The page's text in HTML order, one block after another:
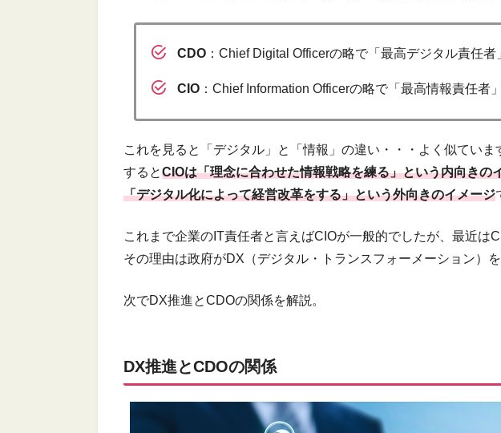
CDO ：Chief Digital Officerの略で「最高デジタル責任者
CIO ：Chief Information Officerの略で「最高情報責任者
これを見ると「デジタル」と「情報」の違い・・・よく似ていま
するとCIOは「理念に合わせた情報戦略を練る」という内向きの
「デジタル化によって経営改革をする」という外向きのイメージ
これまで企業のIT責任者と言えばCIOが一般的でしたが、最近は
その理由は政府がDX（デジタル・トランスフォーメーション）を
次でDX推進とCDOの関係を解説。
DX推進とCDOの関係